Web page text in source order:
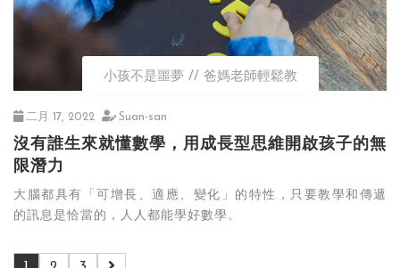
小孩不是噩夢 爸媽老師輕鬆教
二月 17, 2022 Suan-san
沒有誰生來就懂數學，用成長型思維開啟孩子的無
限潛力
大腦都具有「可增長、適應、變化」的特性，只要教學和傳遞
的訊息是恰當的，人人都能學好數學。